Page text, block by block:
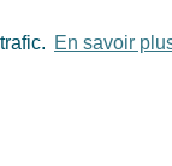
En savoir